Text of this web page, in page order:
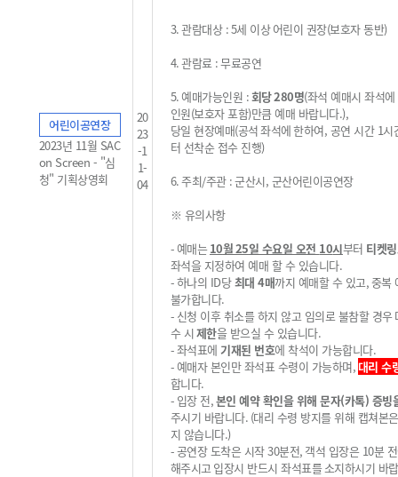
어린이공연장
2023년 11월 SAC
on Screen - "심
청" 기획상영회
20
23
-1
1-
04
3.관람대상 : 5세 이상어린이 권장(보호자 동반)
4.관람료 :무료공연
5. 예매가능인원 :회당280명(좌석 예매시 좌석
인원(보호자 포함)만큼 예매 바랍니다.),
당일 현장예매(공석좌석에한하여, 공연 시간 1시
터 선착순 접수 진행)
6.주최/주관 :군산시, 군산어린이공연장
※ 유의사항
- 예매는10월 25일 수요일 오전 10시부터 티켓
좌석을 지정하여 예매 할 수 있습니다.
-하나의 ID당최대 4매까지 예매할 수 있고,중복
불가합니다.
- 신청 이후 취소를 하지 않고 임의로 불참할 경우
수 시제한을 받으실 수 있습니다.
-좌석표에기재된 번호에 착석이 가능합니다.
- 예매자 본인만 좌석표 수령이 가능하며,대리 수
합니다.
- 입장 전,본인 예약 확인을 위해 문자(카톡) 증빙
주시기 바랍니다. (대리 수령 방지를 위해 캡쳐본
지 않습니다.)
-공연장 도착은 시작30분전, 객석 입장은 10분
해주시고입장시 반드시 좌석표를소지하시기 바